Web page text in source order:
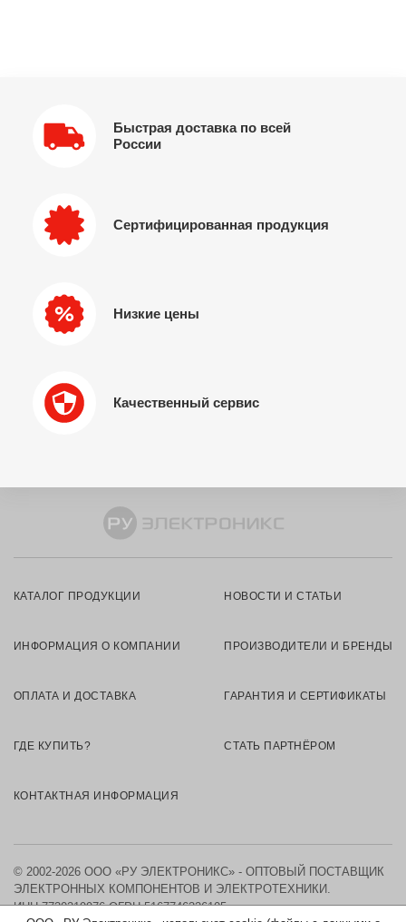
Быстрая доставка по всей
России
Сертифицированная продукция
Низкие цены
Качественный сервис
КАТАЛОГ ПРОДУКЦИИ НОВОСТИ И СТАТЬИ
ИНФОРМАЦИЯ О КОМПАНИИ ПРОИЗВОДИТЕЛИ И БРЕНДЫ
ОПЛАТА И ДОСТАВКА ГАРАНТИЯ И СЕРТИФИКАТЫ
ГДЕ КУПИТЬ? СТАТЬ ПАРТНЁРОМ
КОНТАКТНАЯ ИНФОРМАЦИЯ
© 2002-2026 ООО «РУ ЭЛЕКТРОНИКС» - ОПТОВЫЙ ПОСТАВЩИК
ЭЛЕКТРОННЫХ КОМПОНЕНТОВ И ЭЛЕКТРОТЕХНИКИ.
ИНН 7730219976 ОГРН 5167746326105